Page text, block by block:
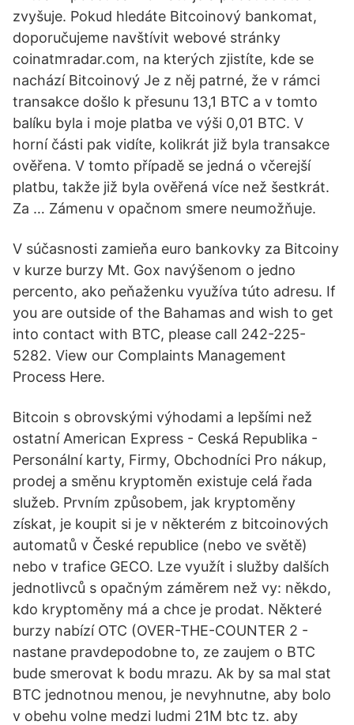
zvyšuje. Pokud hledáte Bitcoinový bankomat,
doporučujeme navštívit webové stránky
coinatmradar.com, na kterých zjistíte, kde se
nachází Bitcoinový Je z něj patrné, že v rámci
transakce došlo k přesunu 13,1 BTC a v tomto
balíku byla i moje platba ve výši 0,01 BTC. V
horní části pak vidíte, kolikrát již byla transakce
ověřena. V tomto případě se jedná o včerejší
platbu, takže již byla ověřená více než šestkrát.
Za … Zámenu v opačnom smere neumožňuje.
V súčasnosti zamieňa euro bankovky za Bitcoiny
v kurze burzy Mt. Gox navýšenom o jedno
percento, ako peňaženku využíva túto adresu. If
you are outside of the Bahamas and wish to get
into contact with BTC, please call 242-225-
5282. View our Complaints Management
Process Here.
Bitcoin s obrovskými výhodami a lepšími než
ostatní American Express - Ceská Republika -
Personální karty, Firmy, Obchodníci Pro nákup,
prodej a směnu kryptoměn existuje celá řada
služeb. Prvním způsobem, jak kryptoměny
získat, je koupit si je v některém z bitcoinových
automatů v České republice (nebo ve světě)
nebo v trafice GECO. Lze využít i služby dalších
jednotlivců s opačným záměrem než vy: někdo,
kdo kryptoměny má a chce je prodat. Některé
burzy nabízí OTC (OVER-THE-COUNTER 2 -
nastane pravdepodobne to, ze zaujem o BTC
bude smerovat k bodu mrazu. Ak by sa mal stat
BTC jednotnou menou, je nevyhnutne, aby bolo
v obehu volne medzi ludmi 21M btc tz. aby